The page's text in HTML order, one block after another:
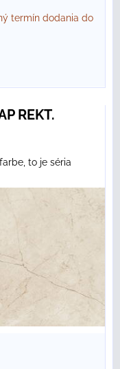
termín dodania do
REKT.
to je séria